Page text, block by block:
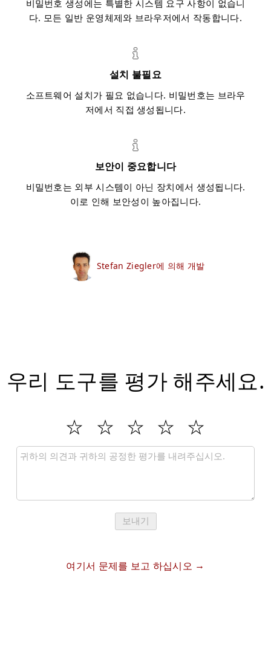
비밀번호 생성에는 특별한 시스템 요구 사항이 없습니
다. 모든 일반 운영체제와 브라우저에서 작동합니다.
설치 불필요
소프트웨어 설치가 필요 없습니다. 비밀번호는 브라우
저에서 직접 생성됩니다.
보안이 중요합니다
비밀번호는 외부 시스템이 아닌 장치에서 생성됩니다.
이로 인해 보안성이 높아집니다.
Stefan Ziegler에 의해 개발
우리 도구를 평가 해주세요.
보내기
여기서 문제를 보고 하십시오